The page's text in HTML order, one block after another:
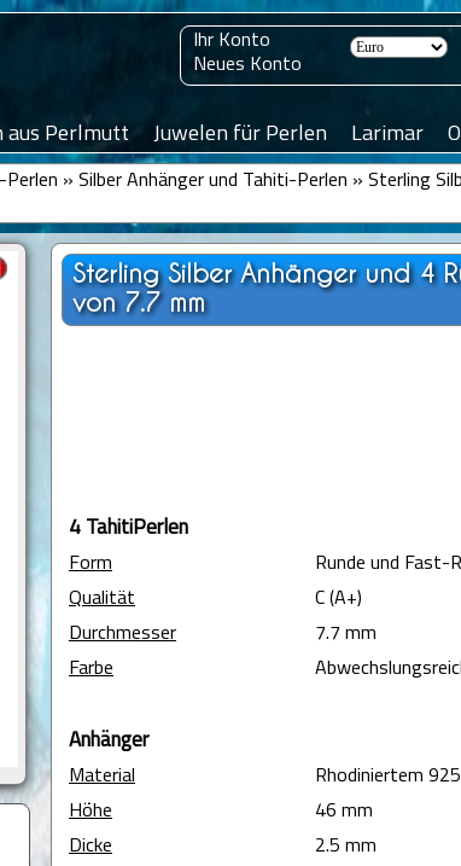
Ihr Konto
Neues Konto
aus Perlmutt Juwelen für Perlen Larimar
Perlen » Silber Anhänger und Tahiti-Perlen » Sterling
Sterling Silber Anhänger und 4
von 7.7 mm
4 TahitiPerlen
Form
Runde und Fast-
Qualität
C (A+)
Durchmesser
7.7 mm
Farbe
Anhänger
Material
Rhodiniertem
Höhe
46 mm
Dicke
2.5 mm